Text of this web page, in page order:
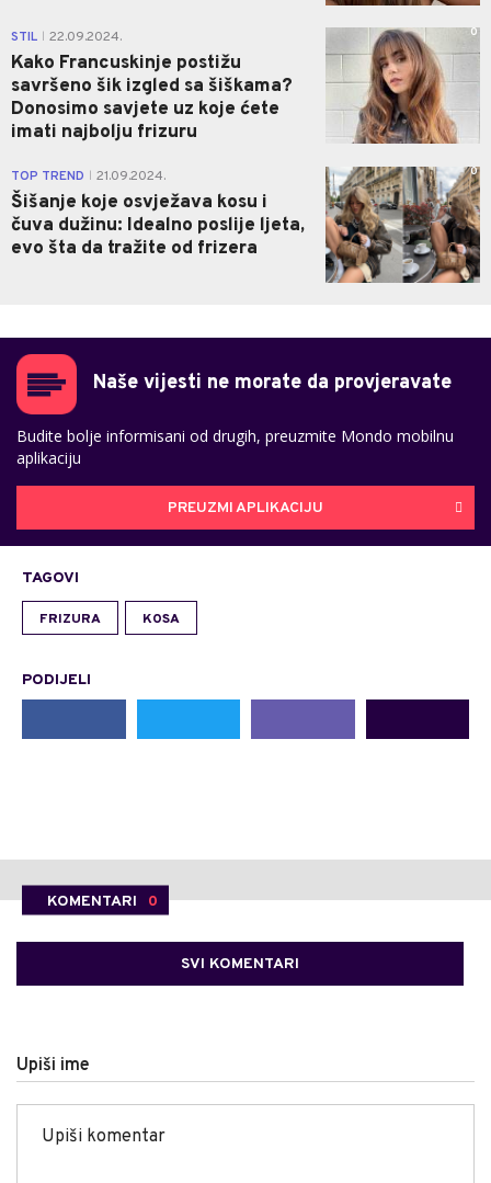
STIL 22.09.2024.
Kako Francuskinje postižu
savršeno šik izgled sa šiškama?
Donosimo savjete uz koje ćete
imati najbolju frizuru
0
TOP TREND 21.09.2024.
Šišanje koje osvježava kosu i
čuva dužinu: Idealno poslije ljeta,
evo šta da tražite od frizera
0
Naše vijesti ne morate da provjeravate
Budite bolje informisani od drugih, preuzmite Mondo mobilnu
aplikaciju
PREUZMI APLIKACIJU
TAGOVI
FRIZURA KOSA
PODIJELI
KOMENTARI 0
SVI KOMENTARI
Upiši ime